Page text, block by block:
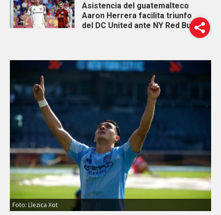
Asistencia del guatemalteco
Aaron Herrera facilita triunfo
del DC United ante NY Red Bulls
Foto: Llezica Xot